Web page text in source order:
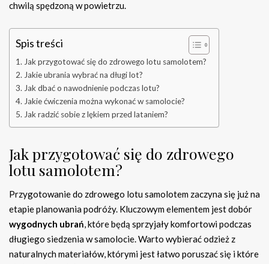
chwilą spędzoną w powietrzu.
Spis treści
Jak przygotować się do zdrowego lotu samolotem?
Jakie ubrania wybrać na długi lot?
Jak dbać o nawodnienie podczas lotu?
Jakie ćwiczenia można wykonać w samolocie?
Jak radzić sobie z lękiem przed lataniem?
Jak przygotować się do zdrowego
lotu samolotem?
Przygotowanie do zdrowego lotu samolotem zaczyna się już na
etapie planowania podróży. Kluczowym elementem jest dobór
wygodnych ubrań, które będą sprzyjały komfortowi podczas
długiego siedzenia w samolocie. Warto wybierać odzież z
naturalnych materiałów, którymi jest łatwo poruszać się i które